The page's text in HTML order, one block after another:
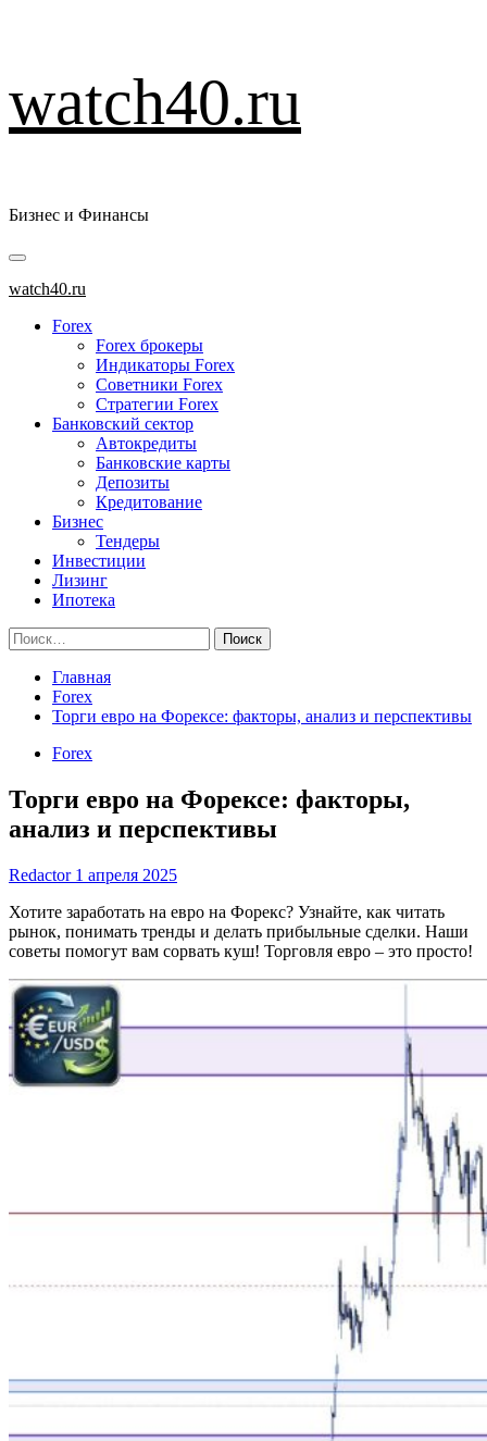
к
содержимому
watch40.ru
Бизнес и Финансы
Основное
меню
watch40.ru
Forex
Forex брокеры
Индикаторы Forex
Советники Forex
Стратегии Forex
Банковский сектор
Автокредиты
Банковские карты
Депозиты
Кредитование
Бизнес
Тендеры
Инвестиции
Лизинг
Ипотека
Найти:
Главная
Forex
Торги евро на Форексе: факторы, анализ и перспективы
Forex
Торги евро на Форексе: факторы,
анализ и перспективы
Redactor 1 апреля 2025
Хотите заработать на евро на Форекс? Узнайте, как читать
рынок, понимать тренды и делать прибыльные сделки. Наши
советы помогут вам сорвать куш! Торговля евро – это просто!